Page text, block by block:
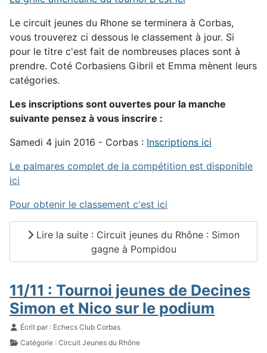
Le circuit jeunes du Rhone se terminera à Corbas,
vous trouverez ci dessous le classement à jour. Si
pour le titre c'est fait de nombreuses places sont à
prendre. Coté Corbasiens Gibril et Emma mènent leurs
catégories.
Les inscriptions sont ouvertes pour la manche
suivante pensez à vous inscrire :
Samedi 4 juin 2016 - Corbas : Inscriptions ici
Le palmares complet de la compétition est disponible
ici
Pour obtenir le classement c'est ici
Lire la suite : Circuit jeunes du Rhône : Simon
gagne à Pompidou
11/11 : Tournoi jeunes de Decines
Simon et Nico sur le podium
Détails
Écrit par : Echecs Club Corbas
Catégorie : Circuit Jeunes du Rhône